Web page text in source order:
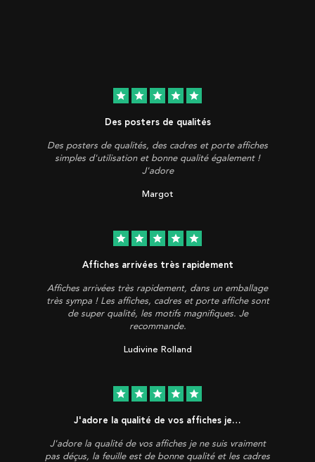
star star star star star
Des posters de qualités
Des posters de qualités, des cadres et porte affiches
simples d'utilisation et bonne qualité également !
J'adore
Margot
star star star star star
Affiches arrivées très rapidement
Affiches arrivées très rapidement, dans un emballage
très sympa ! Les affiches, cadres et porte affiche sont
de super qualité, les motifs magnifiques. Je
recommande.
Ludivine Rolland
star star star star star
J'adore la qualité de vos affiches je…
J'adore la qualité de vos affiches je ne suis vraiment
pas déçus, la feuille est de bonne qualité et les cadres